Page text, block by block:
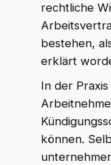
rechtliche
bestehen,
erklärt
In der
können.